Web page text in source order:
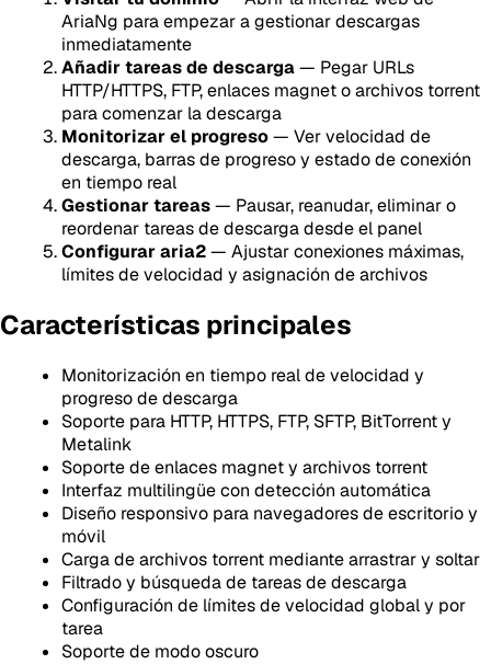
AriaNg para empezar a gestionar descargas
inmediatamente
Añadir tareas de descarga— Pegar URLs
HTTP/HTTPS, FTP, enlaces magnet o archivos torrent
para comenzar la descarga
Monitorizar el progreso— Ver velocidad de
descarga, barras de progreso y estado de conexión
en tiempo real
Gestionar tareas— Pausar, reanudar, eliminar o
reordenar tareas de descarga desde el panel
Configurar aria2— Ajustar conexiones máximas,
límites de velocidad y asignación de archivos
Características principales
Monitorización en tiempo real de velocidad y
progreso de descarga
Soporte para HTTP, HTTPS, FTP, SFTP, BitTorrent y
Metalink
Soporte de enlaces magnet y archivos torrent
Interfaz multilingüe con detección automática
Diseño responsivo para navegadores de escritorio y
móvil
Carga de archivos torrent mediante arrastrar y soltar
Filtrado y búsqueda de tareas de descarga
Configuración de límites de velocidad global y por
tarea
Soporte de modo oscuro